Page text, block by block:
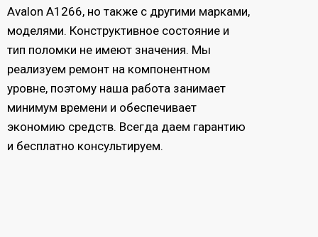
Avalon А1266, но также с другими марками,
моделями. Конструктивное состояние и
тип поломки не имеют значения. Мы
реализуем ремонт на компонентном
уровне, поэтому наша работа занимает
минимум времени и обеспечивает
экономию средств. Всегда даем гарантию
и бесплатно консультируем.